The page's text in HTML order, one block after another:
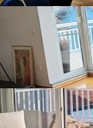
Grad Zagreb